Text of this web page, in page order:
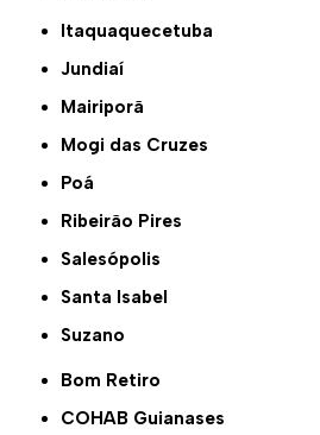
Itaquaquecetuba
Jundiaí
Mairiporã
Mogi das Cruzes
Poá
Ribeirão Pires
Salesópolis
Santa Isabel
Suzano
Bom Retiro
COHAB Guianases